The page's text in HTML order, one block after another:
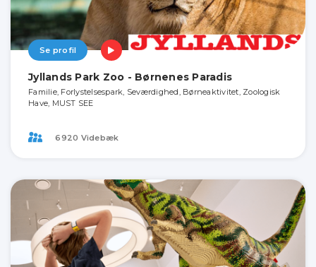
Se profil
Jyllands Park Zoo - Børnenes Paradis
Familie, Forlystelsespark, Seværdighed, Børneaktivitet, Zoologisk
Have, MUST SEE
6920 Videbæk